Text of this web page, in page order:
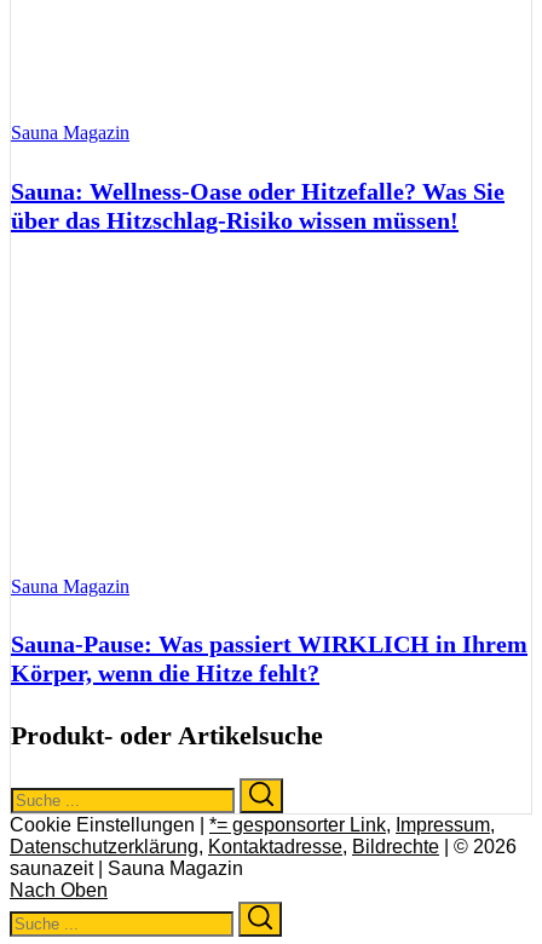
Sauna Magazin
Sauna: Wellness-Oase oder Hitzefalle? Was Sie
über das Hitzschlag-Risiko wissen müssen!
Sauna Magazin
Sauna-Pause: Was passiert WIRKLICH in Ihrem
Körper, wenn die Hitze fehlt?
Produkt- oder Artikelsuche
Search
for:
Cookie Einstellungen | *= gesponsorter Link, Impressum,
Datenschutzerklärung, Kontaktadresse, Bildrechte | © 2026
saunazeit | Sauna Magazin
Nach Oben
Search
for: